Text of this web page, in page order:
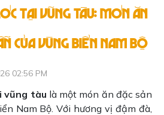
Tại Vũng Tàu: Món ăn
của vùng biển Nam Bộ
02:56 PM
vũng tàu là một món ăn đặc sản
Nam Bộ. Với hương vị đậm đà,